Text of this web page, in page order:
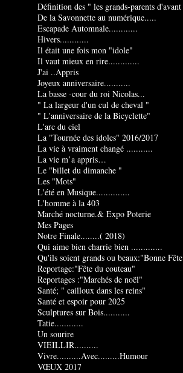
Définition des " les grands-parents
De la Savonnette au numérique.....
Escapade Automnale............
Hivers............
Il était une fois mon "idole"
Il vaut mieux en rire.............
J'ai ..Appris
Joyeux anniversaire...........
La basse -cour du roi Nicolas...
" La largeur d'un cul de cheval "
" L'anniversaire de la Bicyclette"
L'arc du ciel
La "Tournée des idoles" 2016/2017
La vie à vraiment changé ...........
La vie m’a appris…
Le "billet du dimanche "
Les "Mots"
L'été en Musique..............
L'homme à la 403
Marché nocturne.& Expo Poterie
Mes Pages
Notre Finale........( 2018)
Qui aime bien charrie bien .............
Qu'ils soient grands ou beaux:"Bonne
Reportage:"Fête du couteau"
Reportages :"Marchés de noël"
Santé; " cailloux dans les reins"
Santé et espoir pour 2025
Sculptures sur Bois...........
Tatie............
Un sourire
VIEILLIR..........
Vivre..........Avec.........Humour
VŒUX 2017